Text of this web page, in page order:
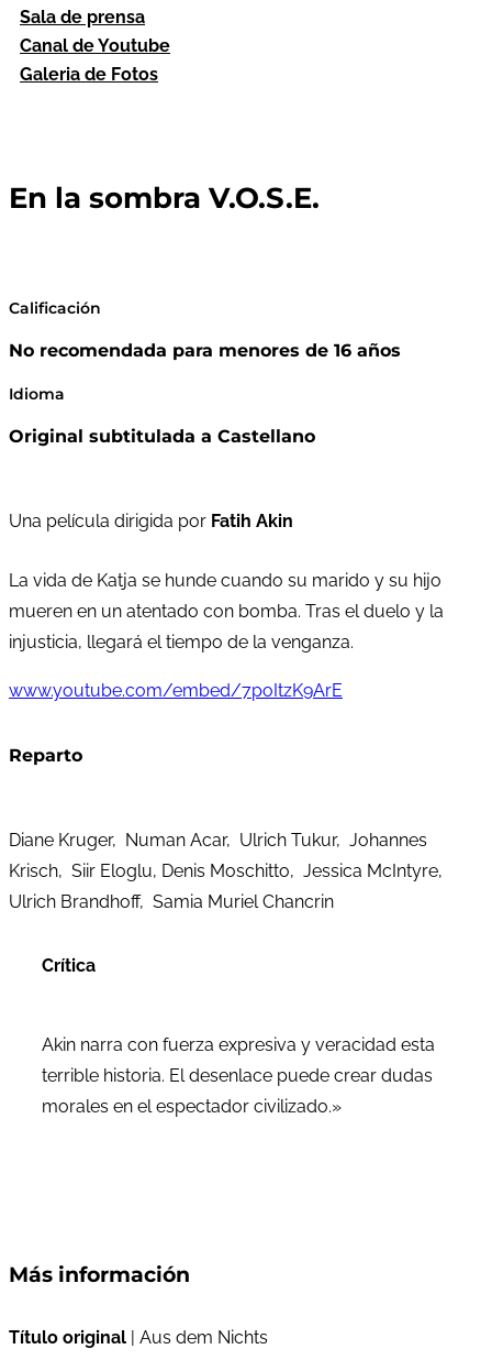
Sala de prensa
Canal de Youtube
Galeria de Fotos
En la sombra V.O.S.E.
Calificación
No recomendada para menores de 16 años
Idioma
Original subtitulada a Castellano
Una película dirigida por Fatih Akin
La vida de Katja se hunde cuando su marido y su hijo
mueren en un atentado con bomba. Tras el duelo y la
injusticia, llegará el tiempo de la venganza.
www.youtube.com/embed/7poItzK9ArE
Reparto
Diane Kruger, Numan Acar, Ulrich Tukur, Johannes
Krisch, Siir Eloglu, Denis Moschitto, Jessica McIntyre,
Ulrich Brandhoff, Samia Muriel Chancrin
Crítica
Akin narra con fuerza expresiva y veracidad esta
terrible historia. El desenlace puede crear dudas
morales en el espectador civilizado.»
Más información
Título original | Aus dem Nichts